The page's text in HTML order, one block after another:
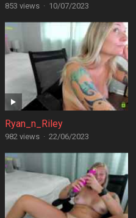
853 views · 10/07/2023
Ryan_n_Riley
982 views · 22/06/2023